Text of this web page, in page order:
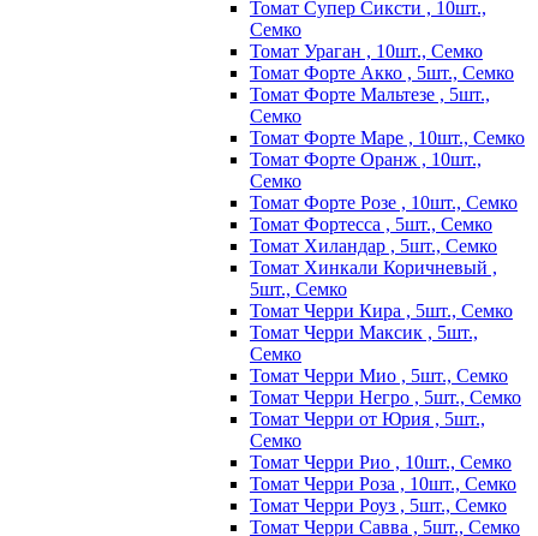
Томат Супер Сиксти , 10шт.,
Семко
Томат Ураган , 10шт., Семко
Томат Форте Акко , 5шт., Семко
Томат Форте Мальтезе , 5шт.,
Семко
Томат Форте Маре , 10шт., Семко
Томат Форте Оранж , 10шт.,
Семко
Томат Форте Розе , 10шт., Семко
Томат Фортесса , 5шт., Семко
Томат Хиландар , 5шт., Семко
Томат Хинкали Коричневый ,
5шт., Семко
Томат Черри Кира , 5шт., Семко
Томат Черри Максик , 5шт.,
Семко
Томат Черри Мио , 5шт., Семко
Томат Черри Негро , 5шт., Семко
Томат Черри от Юрия , 5шт.,
Семко
Томат Черри Рио , 10шт., Семко
Томат Черри Роза , 10шт., Семко
Томат Черри Роуз , 5шт., Семко
Томат Черри Савва , 5шт., Семко